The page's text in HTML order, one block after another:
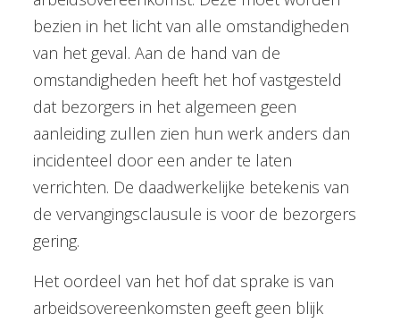
bezien in het licht van alle omstandigheden
van het geval. Aan de hand van de
omstandigheden heeft het hof vastgesteld
dat bezorgers in het algemeen geen
aanleiding zullen zien hun werk anders dan
incidenteel door een ander te laten
verrichten. De daadwerkelijke betekenis van
de vervangingsclausule is voor de bezorgers
gering.
Het oordeel van het hof dat sprake is van
arbeidsovereenkomsten geeft geen blijk